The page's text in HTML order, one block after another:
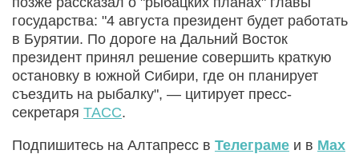
государства: "4 августа президент будет работать
в Бурятии. По дороге на Дальний Восток
президент принял решение совершить краткую
остановку в южной Сибири, где он планирует
съездить на рыбалку", — цитирует пресс-
секретаря ТАСС.
Подпишитесь на Алтапресс в Телеграме и в Max